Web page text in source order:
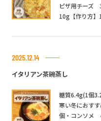
ピザ用チーズ
10g【作り方】
2025.12.14
イタリアン茶碗蒸し
糖質6.4g(1個
寒い冬におす
個・コンソメ